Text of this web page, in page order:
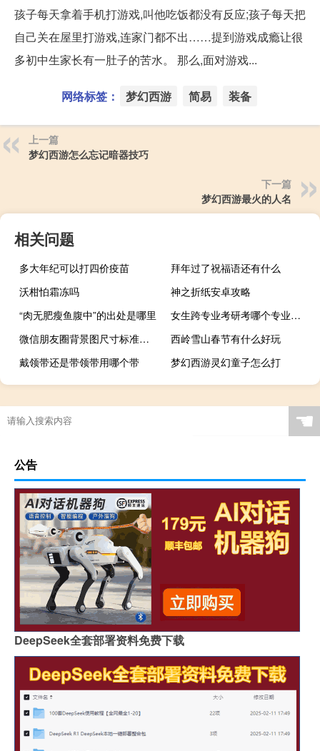
孩子每天拿着手机打游戏,叫他吃饭都没有反应;孩子每天把
自己关在屋里打游戏,连家门都不出……提到游戏成瘾让很
多初中生家长有一肚子的苦水。 那么,面对游戏...
网络标签： 梦幻西游 简易 装备
上一篇
梦幻西游怎么忘记暗器技巧
下一篇
梦幻西游最火的人名
相关问题
多大年纪可以打四价疫苗
拜年过了祝福语还有什么
沃柑怕霜冻吗
神之折纸安卓攻略
“肉无肥瘦鱼腹中”的出处是哪里
女生跨专业考研考哪个专业比较好
微信朋友圈背景图尺寸标准（微信朋友圈背景图片尺寸是多少）
西岭雪山春节有什么好玩
戴领带还是带领带用哪个带
梦幻西游灵幻童子怎么打
☚
公告
DeepSeek全套部署资料免费下载